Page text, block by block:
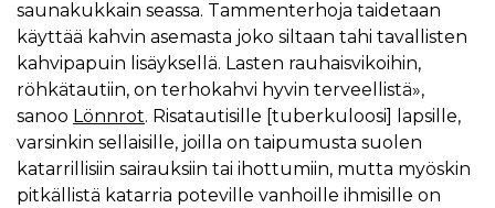
saunakukkain seassa. Tammenterhoja taidetaan
käyttää kahvin asemasta joko siltaan tahi tavallisten
kahvipapuin lisäyksellä. Lasten rauhaisvikoihin,
röhkätautiin, on terhokahvi hyvin terveellistä»,
sanoo Lönnrot. Risatautisille [tuberkuloosi] lapsille,
varsinkin sellaisille, joilla on taipumusta suolen
katarrillisiin sairauksiin tai ihottumiin, mutta myöskin
pitkällistä katarria poteville vanhoille ihmisille on